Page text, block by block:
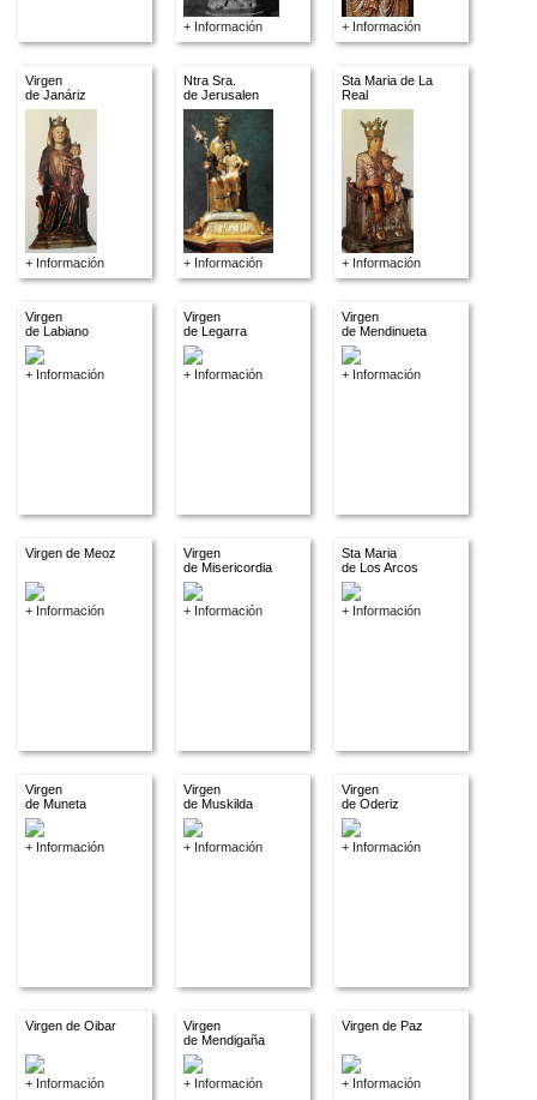
+ Información + Información
Virgen
de Janáriz
+ Información
Ntra Sra.
de Jerusalen
+ Información
Sta Maria de La
Real
+ Información
Virgen
de Labiano
+ Información
Virgen
de Legarra
+ Información
Virgen
de Mendinueta
+ Información
Virgen de Meoz
+ Información
Virgen
de Misericordia
+ Información
Sta Maria
de Los Arcos
+ Información
Virgen
de Muneta
+ Información
Virgen
de Muskilda
+ Información
Virgen
de Oderiz
+ Información
Virgen de Oibar
+ Información
Virgen
de Mendigaña
+ Información
Virgen de Paz
+ Información